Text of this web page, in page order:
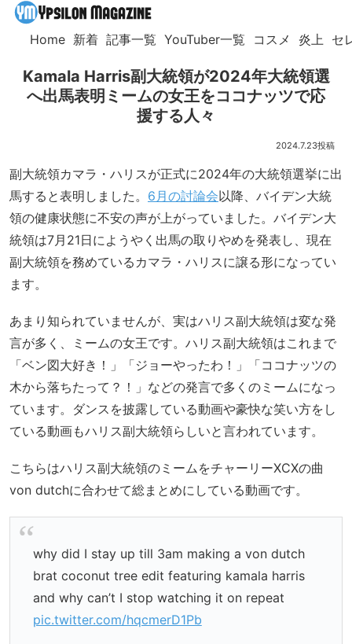
Home 新着 記事一覧 YouTuber一覧 コスメ 炎上 セ
Kamala Harris副大統領が2024年大統領選
へ出馬表明ミームの女王をココナッツで応
援する人々
2024.7.23
副大統領カマラ・ハリスが正式に2024年の大統領選挙に出
馬すると表明しました。 6月の討論会以降、バイデン大統
領の健康状態に不安の声が上がっていました。バイデン大
統領は7月21日にようやく出馬の取りやめを発表し、現在
副大統領を務めているカマラ・ハリスに譲る形になってい
ます。
あまり知られていませんが、実はハリス副大統領は変な発
言が多く、ミームの女王です。ハリス副大統領はこれまで
「ベン図大好き！」「ジョーやったわ！」「ココナッツの
木から落ちたって？！」などの発言で多くのミームになっ
ています。ダンスを披露している動画や豪快な笑い方をし
ている動画もハリス副大統領らしいと言われています。
こちらはハリス副大統領のミームをチャーリーXCXの曲
von dutchに合わせて総まとめにしている動画です。
why did I stay up till 3am making a von dutch
brat coconut tree edit featuring kamala harris
and why can’t I stop watching it on repeat
pic.twitter.com/hqcmerD1Pb